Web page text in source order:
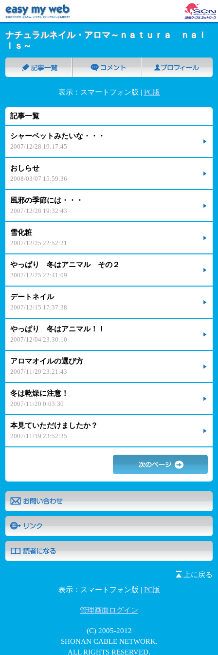
ナチュラルネイル・アロマ～ｎａｔｕｒａ ｎａｉ
ｌｓ～
表示：スマートフォン版 | PC版
記事一覧
シャーベットみたいな・・・
2007/12/28 19:17:45
おしらせ
2008/03/07 15:59:36
風邪の季節には・・・
2007/12/28 19:32:43
雪化粧
2007/12/25 22:52:21
やっぱり 冬はアニマル その２
2007/12/25 22:41:09
デートネイル
2007/12/15 17:37:38
やっぱり 冬はアニマル！！
2007/12/04 23:30:10
アロマオイルの選び方
2007/11/29 23:21:43
冬は乾燥に注意！
2007/11/20 0:03:30
本見ていただけましたか？
2007/11/19 23:52:35
上に戻る
表示：スマートフォン版 | PC版
管理画面ログイン
(C) 2005-2012
SHONAN CABLE NETWORK.
ALL RIGHTS RESERVED.